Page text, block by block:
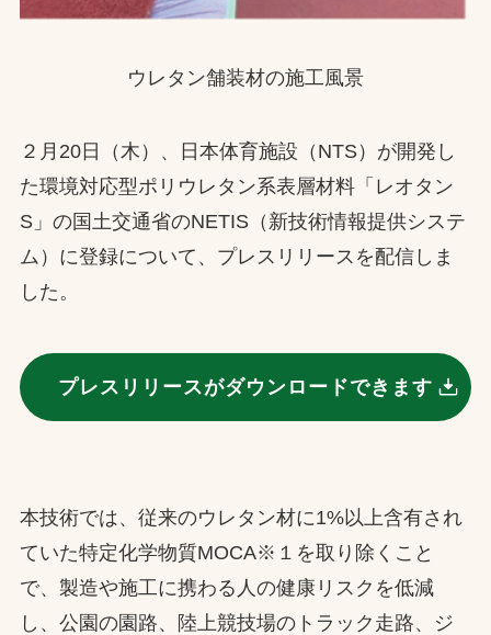
ウレタン舗装材の施工風景
２月20日（木）、日本体育施設（NTS）が開発し
た環境対応型ポリウレタン系表層材料「レオタン
S」の国土交通省のNETIS（新技術情報提供システ
ム）に登録について、プレスリリースを配信しま
した。
プレスリリースがダウンロードできます
本技術では、従来のウレタン材に1%以上含有され
ていた特定化学物質MOCA※１を取り除くこと
で、製造や施工に携わる人の健康リスクを低減
し、公園の園路、陸上競技場のトラック走路、ジ